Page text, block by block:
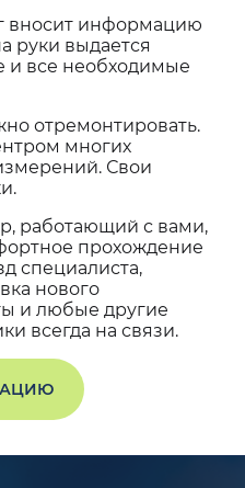
вносит информацию
руки выдается
и все необходимые
отремонтировать.
многих
Свои
работающий с вами,
прохождение
специалиста,
нового
и любые другие
всегда на связи.